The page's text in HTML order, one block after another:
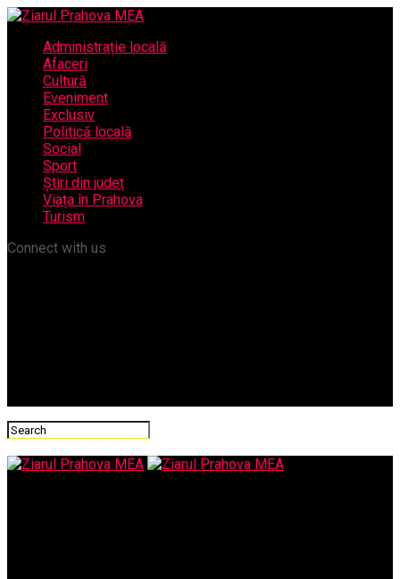
Administrație locală
Afaceri
Cultură
Eveniment
Exclusiv
Politică locală
Social
Sport
Știri din județ
Viața în Prahova
Turism
Connect with us